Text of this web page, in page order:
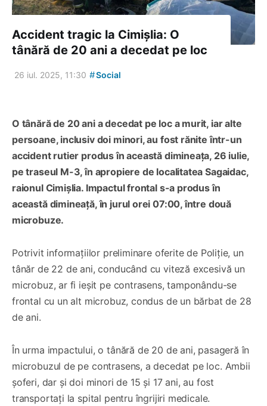
Accident tragic la Cimișlia: O
tânără de 20 ani a decedat pe loc
26 iul. 2025, 11:30 #Social
O tânără de 20 ani a decedat pe loc a murit, iar alte
persoane, inclusiv doi minori, au fost rănite într-un
accident rutier produs în această dimineața, 26 iulie,
pe traseul M-3, în apropiere de localitatea Sagaidac,
raionul Cimișlia. Impactul frontal s-a produs în
această dimineață, în jurul orei 07:00, între două
microbuze.
Potrivit informațiilor preliminare oferite de Poliție, un
tânăr de 22 de ani, conducând cu viteză excesivă un
microbuz, ar fi ieșit pe contrasens, tamponându-se
frontal cu un alt microbuz, condus de un bărbat de 28
de ani.
În urma impactului, o tânără de 20 de ani, pasageră în
microbuzul de pe contrasens, a decedat pe loc. Ambii
șoferi, dar și doi minori de 15 și 17 ani, au fost
transportați la spital pentru îngrijiri medicale.